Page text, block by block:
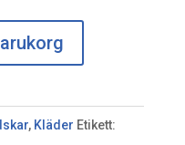
, Kläder Etikett: